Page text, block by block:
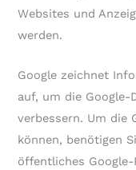
Websites und
werden.
Google zeichnet
auf, um die Google-
verbessern. Um die
können, benötigen
öffentliches